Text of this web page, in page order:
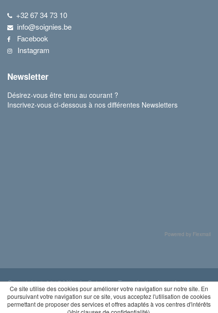
+32 67 34 73 10
info@soignies.be
Facebook
Instagram
Newsletter
Désirez-vous être tenu au courant ?
Inscrivez-vous ci-dessous à nos différentes Newsletters
Powered by Flexmail
Copyright © 2015 Ville de Soignies. Tous droits réservés.Vie
privée
Ce site utilise des cookies pour améliorer votre navigation sur notre site. En
poursuivant votre navigation sur ce site, vous acceptez l'utilisation de cookies
permettant de proposer des services et offres adaptés à vos centres d'intérêts